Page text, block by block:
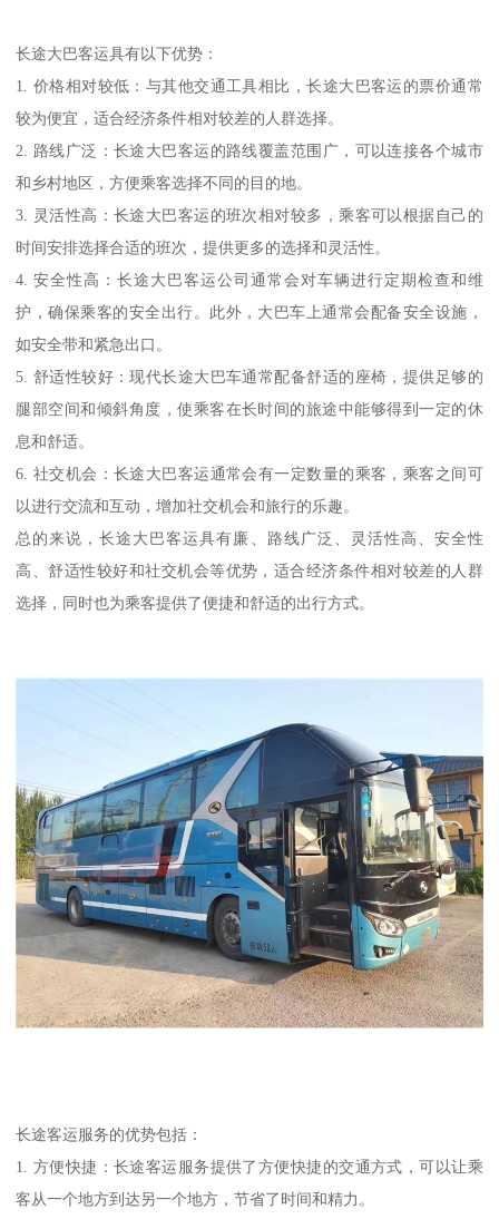
长途大巴客运具有以下优势：
1. 价格相对较低：与其他交通工具相比，长途大巴客运的票价通常
较为便宜，适合经济条件相对较差的人群选择。
2. 路线广泛：长途大巴客运的路线覆盖范围广，可以连接各个城市
和乡村地区，方便乘客选择不同的目的地。
3. 灵活性高：长途大巴客运的班次相对较多，乘客可以根据自己的
时间安排选择合适的班次，提供更多的选择和灵活性。
4. 安全性高：长途大巴客运公司通常会对车辆进行定期检查和维
护，确保乘客的安全出行。此外，大巴车上通常会配备安全设施，
如安全带和紧急出口。
5. 舒适性较好：现代长途大巴车通常配备舒适的座椅，提供足够的
腿部空间和倾斜角度，使乘客在长时间的旅途中能够得到一定的休
息和舒适。
6. 社交机会：长途大巴客运通常会有一定数量的乘客，乘客之间可
以进行交流和互动，增加社交机会和旅行的乐趣。
总的来说，长途大巴客运具有廉、路线广泛、灵活性高、安全性
高、舒适性较好和社交机会等优势，适合经济条件相对较差的人群
选择，同时也为乘客提供了便捷和舒适的出行方式。
长途客运服务的优势包括：
1. 方便快捷：长途客运服务提供了方便快捷的交通方式，可以让乘
客从一个地方到达另一个地方，节省了时间和精力。